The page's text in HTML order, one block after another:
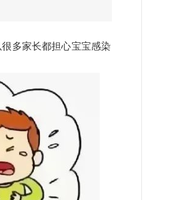
多家长都担心宝宝感染